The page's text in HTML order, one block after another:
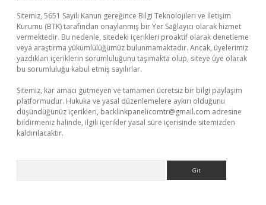
Sitemiz, 5651 Sayılı Kanun gereğince Bilgi Teknolojileri ve İletişim
Kurumu (BTK) tarafından onaylanmış bir Yer Sağlayıcı olarak hizmet
vermektedir. Bu nedenle, sitedeki içerikleri proaktif olarak denetleme
veya araştırma yükümlülüğümüz bulunmamaktadır. Ancak, üyelerimiz
yazdıkları içeriklerin sorumluluğunu taşımakta olup, siteye üye olarak
bu sorumluluğu kabul etmiş sayılırlar.
Sitemiz, kar amacı gütmeyen ve tamamen ücretsiz bir bilgi paylaşım
platformudur. Hukuka ve yasal düzenlemelere aykırı olduğunu
düşündüğünüz içerikleri, backlinkpanelicomtr@gmail.com adresine
bildirmeniz halinde, ilgili içerikler yasal süre içerisinde sitemizden
kaldırılacaktır.